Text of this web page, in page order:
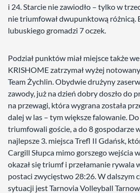
i 24. Starcie nie zawiodło – tylko w
nie triumfował dwupunktową różnicą.
lubuskiego gromadzi 7 oczek.
Podział punktów miał miejsce także
KRISHOME zatrzymał wyżej
Team Żychlin. Obydwie drużyny
zawody, już na dzień dobry doszło do
na przewagi, która wygrana została
dalej w las – tym większe falowanie.
triumfowali goście, a do 8 gospodarze
najlepsze 3. miejsca Trefl II Gdańsk,
Cargill Słupca mimo gorszego wejścia
okazał się triumf i przełamanie rywala
postaci zwycięstwo 28:26. W dalszym
sytuacji jest Tarnovia Volleyball